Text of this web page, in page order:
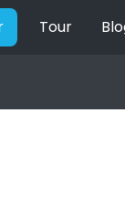
Tour